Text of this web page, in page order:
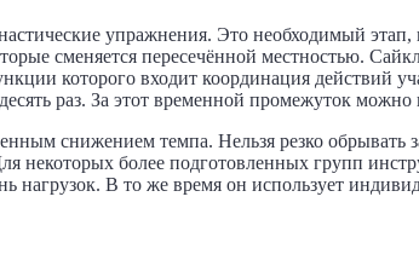
упражнения. Это необходимый
сменяется пересечённой местностью.
которого входит координация действий
раз. За этот временной промежуток
снижением темпа. Нельзя резко
некоторых более подготовленных групп
нагрузок. В то же время он использует